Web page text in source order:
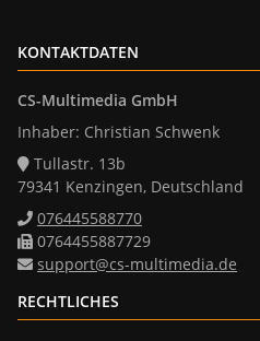
KONTAKTDATEN
CS-Multimedia GmbH
Inhaber: Christian Schwenk
Tullastr. 13b
79341 Kenzingen, Deutschland
076445588770
0764455887729
support@cs-multimedia.de
RECHTLICHES